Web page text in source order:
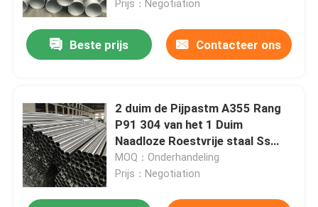
Prijs：Negotiation
Beste prijs Contacteer ons
2 duim de Pijpastm A355 Rang
P91 304 van het 1 Duim
Naadloze Roestvrije staal Ss
Naadloos Buizenstelsel
MOQ：Onderhandeling
Prijs：Negotiation